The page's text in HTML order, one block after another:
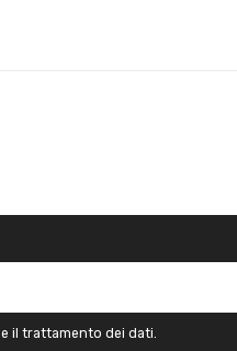
e il trattamento dei dati.